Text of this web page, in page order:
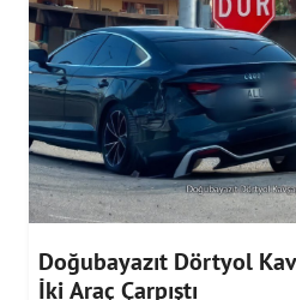
Doğubayazıt Dörtyol
İki Araç Çarpıştı